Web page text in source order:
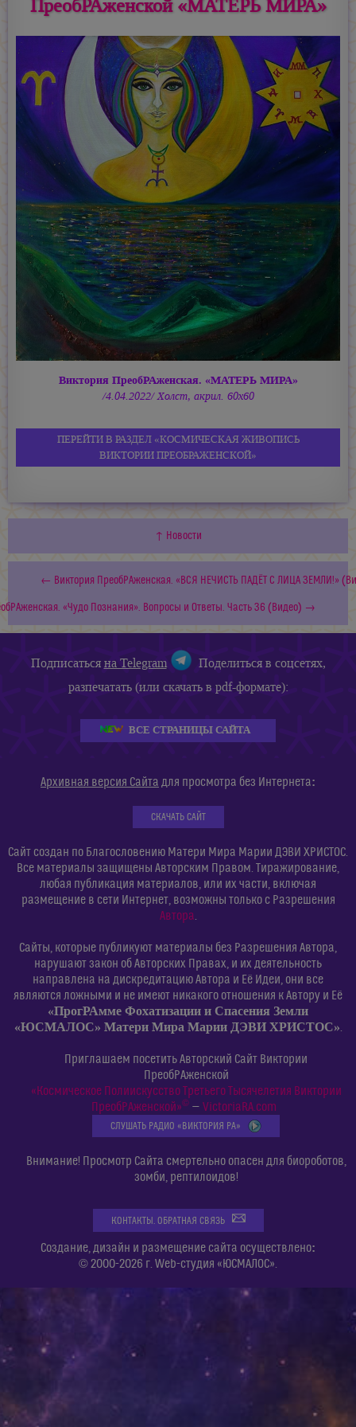
ПреобРАженской «МАТЕРЬ МИРА»
Виктория ПреобРАженская. «МАТЕРЬ МИРА»
/4.04.2022/ Холст, акрил. 60х60
ПЕРЕЙТИ В РАЗДЕЛ «КОСМИЧЕСКАЯ ЖИВОПИСЬ
ВИКТОРИИ ПРЕОБРАЖЕНСКОЙ»
↑ Новости
← Виктория ПреобРАженская. «ВСЯ НЕЧИСТЬ ПАДЁТ С ЛИЦА ЗЕМЛИ!»
«Чудо Познания». Вопросы и Ответы. Часть 36 (Видео) →
Подписатьсяна Telegram
Поделиться в соцсетях,
разпечатать (или скачать в pdf-формате):
ВСЕ СТРАНИЦЫ САЙТА
Архивная версия Сайта для просмотра без Интернета:
СКАЧАТЬ САЙТ
Сайт создан по Благословению Матери Мира Марии ДЭВИ ХРИСТОС.
Все материалы защищены Авторским Правом. Тиражирование,
любая публикация материалов, или их части, включая
размещение в сети Интернет, возможны только с Разрешения
Автора.
Сайты, которые публикуют материалы без Разрешения Автора,
нарушают закон об Авторских Правах, и их деятельность
направлена на дискредитацию Автора и Её Идеи, они все
являются ложными и не имеют никакого отношения к Автору и Её
«ПрогРАмме Фохатизации и Спасения Земли
«ЮСМАЛОС» Матери Мира Марии ДЭВИ ХРИСТОС».
Приглашаем посетить Авторский Сайт Виктории
ПреобРАженской
«Космическое Полиискусство Третьего Тысячелетия Виктории
ПреобРАженской»©— VictoriaRA.com
СЛУШАТЬ РАДИО «ВИКТОРИЯ РА»
Внимание! Просмотр Сайта смертельно опасен для биороботов,
зомби, рептилоидов!
КОНТАКТЫ. ОБРАТНАЯ СВЯЗЬ
Создание, дизайн и размещение сайта осуществлено:
© 2000-2026 г. Web-студия «ЮСМАЛОС».